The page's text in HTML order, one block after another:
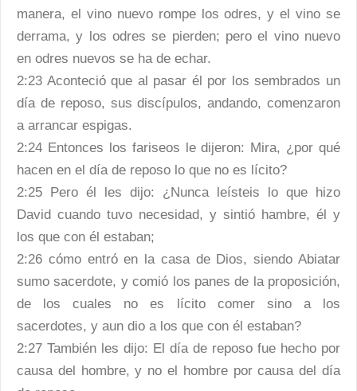
manera, el vino nuevo rompe los odres, y el vino se
derrama, y los odres se pierden; pero el vino nuevo
en odres nuevos se ha de echar.
2:23 Aconteció que al pasar él por los sembrados un
día de reposo, sus discípulos, andando, comenzaron
a arrancar espigas.
2:24 Entonces los fariseos le dijeron: Mira, ¿por qué
hacen en el día de reposo lo que no es lícito?
2:25 Pero él les dijo: ¿Nunca leísteis lo que hizo
David cuando tuvo necesidad, y sintió hambre, él y
los que con él estaban;
2:26 cómo entró en la casa de Dios, siendo Abiatar
sumo sacerdote, y comió los panes de la proposición,
de los cuales no es lícito comer sino a los
sacerdotes, y aun dio a los que con él estaban?
2:27 También les dijo: El día de reposo fue hecho por
causa del hombre, y no el hombre por causa del día